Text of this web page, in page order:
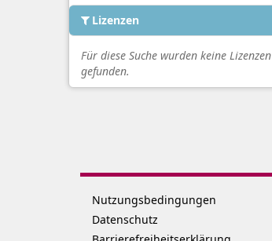
Lizenzen
Für diese Suche wurden keine Lizenzen
gefunden.
Nutzungsbedingungen
Datenschutz